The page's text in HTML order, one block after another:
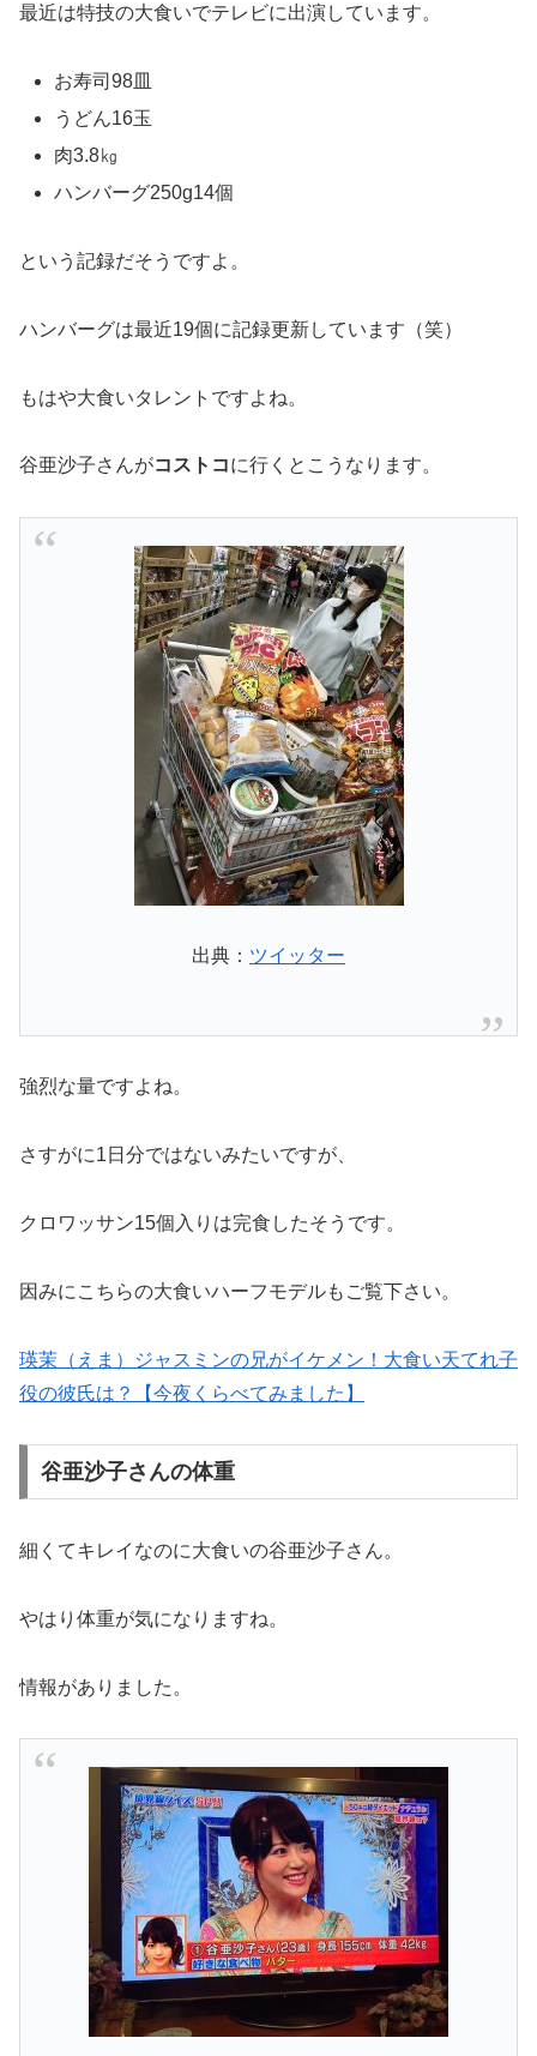
最近は特技の大食いでテレビに出演しています。
お寿司98皿
うどん16玉
肉3.8㎏
ハンバーグ250g14個
という記録だそうですよ。
ハンバーグは最近19個に記録更新しています（笑）
もはや大食いタレントですよね。
谷亜沙子さんがコストコに行くとこうなります。
出典： ツイッター
強烈な量ですよね。
さすがに1日分ではないみたいですが、
クロワッサン15個入りは完食したそうです。
因みにこちらの大食いハーフモデルもご覧下さい。
瑛茉（えま）ジャスミンの兄がイケメン！大食い天てれ子
役の彼氏は？【今夜くらべてみました】
谷亜沙子さんの体重
細くてキレイなのに大食いの谷亜沙子さん。
やはり体重が気になりますね。
情報がありました。